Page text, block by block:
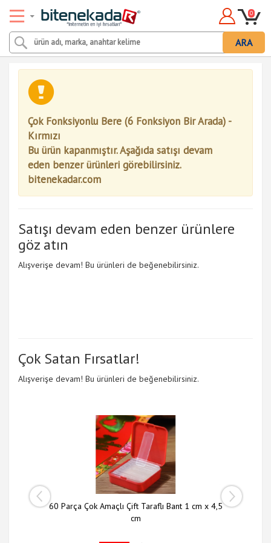
ARA
0
Çok Fonksiyonlu Bere (6 Fonksiyon Bir Arada) -
Kırmızı
Bu ürün kapanmıştır. Aşağıda satışı devam
eden benzer ürünleri görebilirsiniz.
bitenekadar.com
Satışı devam eden benzer ürünlere
göz atın
Alışverişe devam! Bu ürünleri de beğenebilirsiniz.
Çok Satan Fırsatlar!
Alışverişe devam! Bu ürünleri de beğenebilirsiniz.
60 Parça Çok Amaçlı Çift Taraflı Bant 1 cm x 4,5
cm